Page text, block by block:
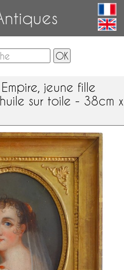
jeune fille
sur toile - 38cm x